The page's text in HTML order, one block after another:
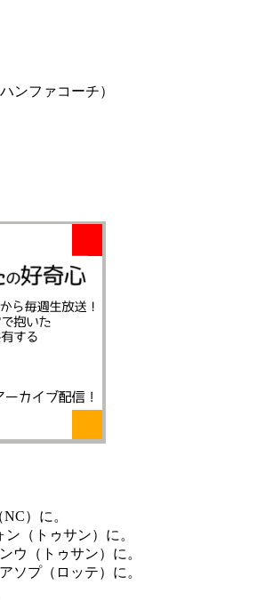
ンファコーチ）
）に。
（トゥサン）に。
（トゥサン）に。
プ（ロッテ）に。